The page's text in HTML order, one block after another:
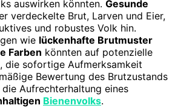
auswirken könnten. Gesunde
verdeckelte Brut, Larven und Eier,
und robustes Volk hin.
wie lückenhafte Brutmuster
Farben könnten auf potenzielle
die sofortige Aufmerksamkeit
Bewertung des Brutzustands
Aufrechterhaltung eines
Bienenvolks.